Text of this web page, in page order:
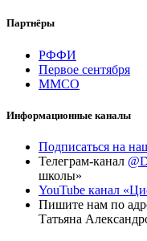
Партнёры
РФФИ
Первое сентября
ММСО
Информационные каналы
Подписаться на
Телеграм-канал
школы»
YouTube канал
Пишите нам по
Татьяна